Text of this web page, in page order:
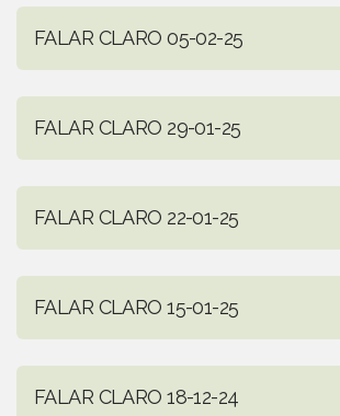
FALAR CLARO 05-02-25
FALAR CLARO 29-01-25
FALAR CLARO 22-01-25
FALAR CLARO 15-01-25
FALAR CLARO 18-12-24